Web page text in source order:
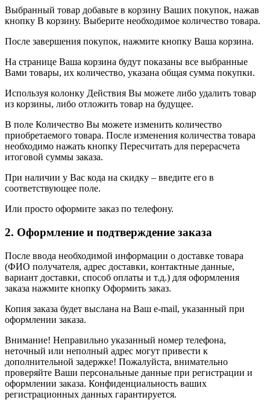
Выбранный товар добавьте в корзину Ваших покупок, нажав
кнопку В корзину. Выберите необходимое количество товара.
После завершения покупок, нажмите кнопку Ваша корзина.
На странице Ваша корзина будут показаны все выбранные
Вами товары, их количество, указана общая сумма покупки.
Используя колонку Действия Вы можете либо удалить товар
из корзины, либо отложить товар на будущее.
В поле Количество Вы можете изменить количество
приобретаемого товара. После изменения количества товара
необходимо нажать кнопку Пересчитать для перерасчета
итоговой суммы заказа.
При наличии у Вас кода на скидку – введите его в
соответствующее поле.
Или просто оформите заказ по телефону.
2. Оформление и подтверждение заказа
После ввода необходимой информации о доставке товара
(ФИО получателя, адрес доставки, контактные данные,
вариант доставки, способ оплаты и т.д.) для оформления
заказа нажмите кнопку Оформить заказ.
Копия заказа будет выслана на Ваш e-mail, указанный при
оформлении заказа.
Внимание! Неправильно указанный номер телефона,
неточный или неполный адрес могут привести к
дополнительной задержке! Пожалуйста, внимательно
проверяйте Ваши персональные данные при регистрации и
оформлении заказа. Конфиденциальность ваших
регистрационных данных гарантируется.